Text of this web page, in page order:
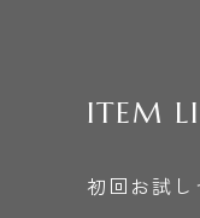
ITEM
初回お試し